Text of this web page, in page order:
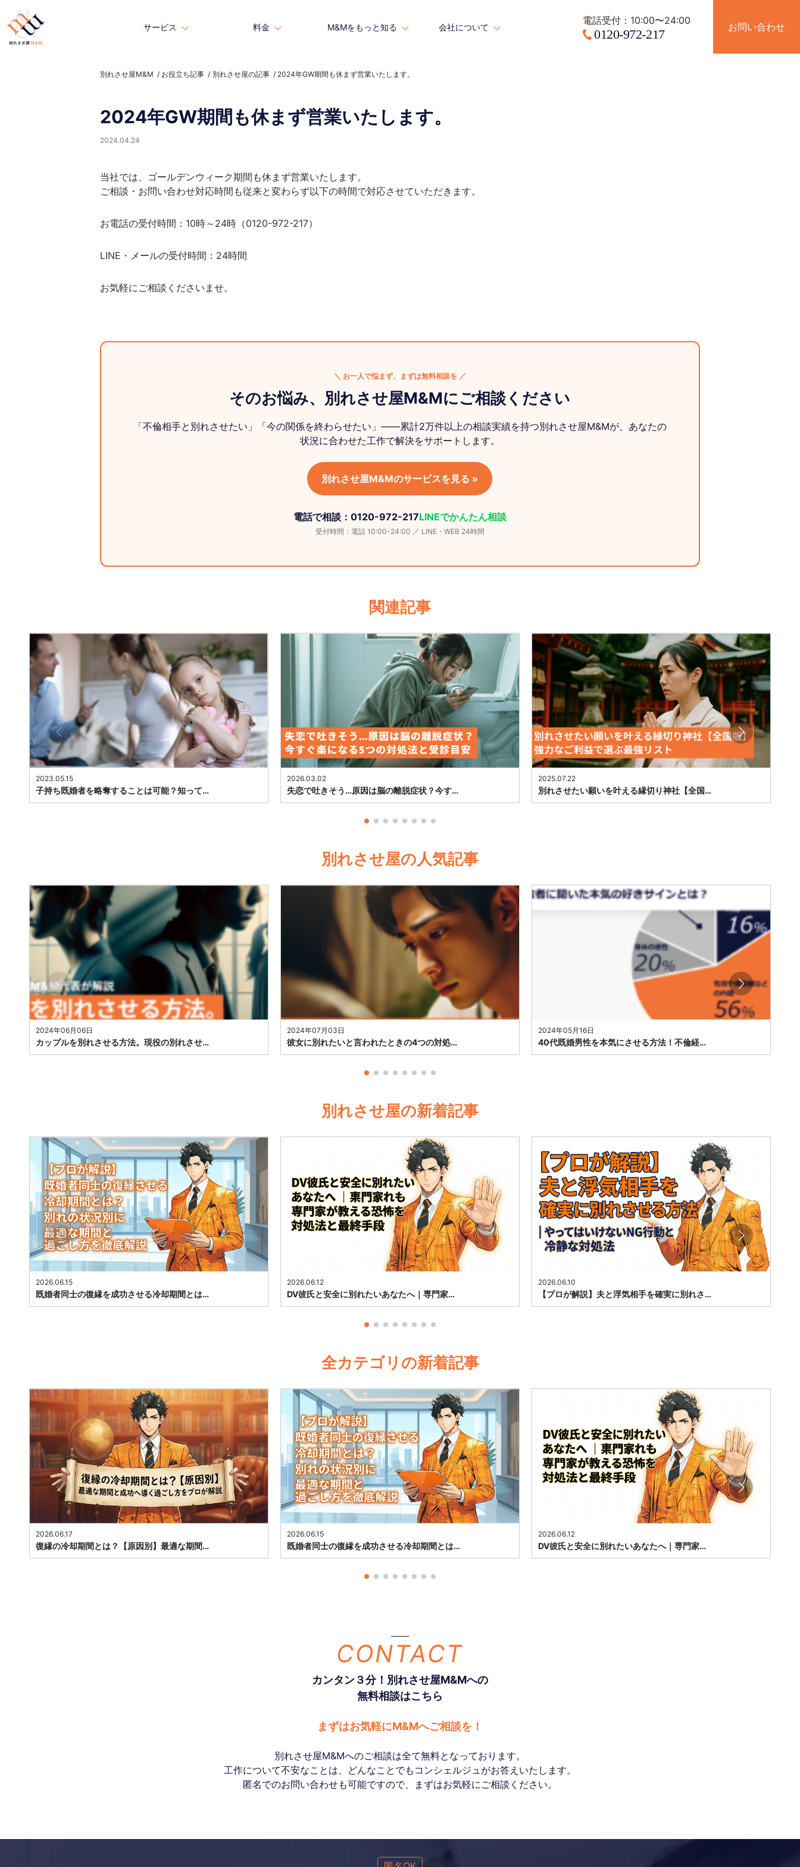
サービス 料金 M&Mをもっと知る 会社について
電話受付：10:00〜24:00
お問い合わせ
サービス 料金 M&Mをもっと知る 会社について
電話受付：10:00〜24:00
お問い合わせ
別れさせ屋M&M お役立ち記事 別れさせ屋の記事 2024年GW期間も休まず営業いたします。
2024年GW期間も休まず営業いたします。
2024.04.24
当社では、ゴールデンウィーク期間も休まず営業いたします。
ご相談・お問い合わせ対応時間も従来と変わらず以下の時間で対応させていただきます。
お電話の受付時間：10時～24時（0120-972-217）
LINE・メールの受付時間：24時間
お気軽にご相談くださいませ。
＼ お一人で悩まず、まずは無料相談を ／
そのお悩み、別れさせ屋M&Mにご相談ください
「不倫相手と別れさせたい」「今の関係を終わらせたい」——累計2万件以上の相談実績を持つ別れさせ屋M&Mが、あなたの
状況に合わせた工作で解決をサポートします。
別れさせ屋M&Mのサービスを見る »
電話で相談：0120-972-217LINEでかんたん相談
受付時間：電話 10:00-24:00 ／ LINE・WEB 24時間
関連記事
2023.05.15
子持ち既婚者を略奪することは可能？知って…
2026.03.02
失恋で吐きそう…原因は脳の離脱症状？今す…
2025.07.22
別れさせたい願いを叶える縁切り神社【全国…
別れさせ屋の人気記事
2024年06月06日
カップルを別れさせる方法。現役の別れさせ…
2024年07月03日
彼女に別れたいと言われたときの4つの対処…
2024年05月16日
40代既婚男性を本気にさせる方法！不倫経…
別れさせ屋の新着記事
2026.06.15
既婚者同士の復縁を成功させる冷却期間とは…
2026.06.12
DV彼氏と安全に別れたいあなたへ｜専門家…
2026.06.10
【プロが解説】夫と浮気相手を確実に別れさ…
全カテゴリの新着記事
2026.06.17
復縁の冷却期間とは？【原因別】最適な期間…
2026.06.15
既婚者同士の復縁を成功させる冷却期間とは…
2026.06.12
DV彼氏と安全に別れたいあなたへ｜専門家…
CONTACT
カンタン３分！別れさせ屋M&Mへの
無料相談はこちら
まずはお気軽にM&Mへご相談を！
別れさせ屋M&Mへのご相談は全て無料となっております。
工作について不安なことは、どんなことでもコンシェルジュがお答えいたします。
匿名でのお問い合わせも可能ですので、まずはお気軽にご相談ください。